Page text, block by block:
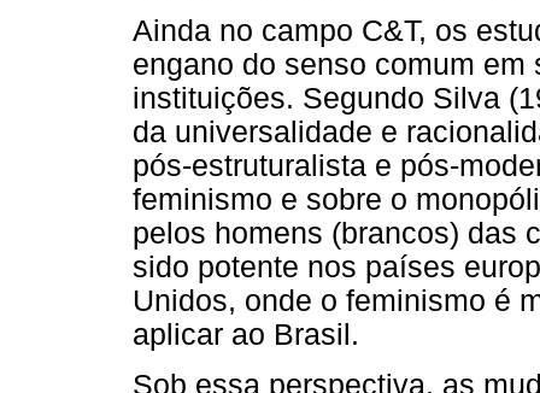
Ainda no campo C&T, os
engano do senso comum
instituições. Segundo Silva
da universalidade e
pós-estruturalista e pós-
feminismo e sobre o
pelos homens (brancos) das
sido potente nos países
Unidos, onde o feminismo é
aplicar ao Brasil.
Sob essa perspectiva, as